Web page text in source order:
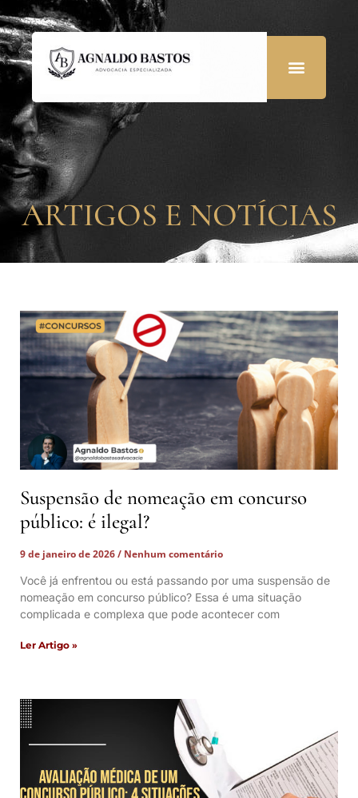
ARTIGOS E NOTÍCIAS
Suspensão de nomeação em concurso
público: é ilegal?
9 de janeiro de 2026
Nenhum comentário
Você já enfrentou ou está passando por uma suspensão de
nomeação em concurso público? Essa é uma situação
complicada e complexa que pode acontecer com
Ler Artigo »